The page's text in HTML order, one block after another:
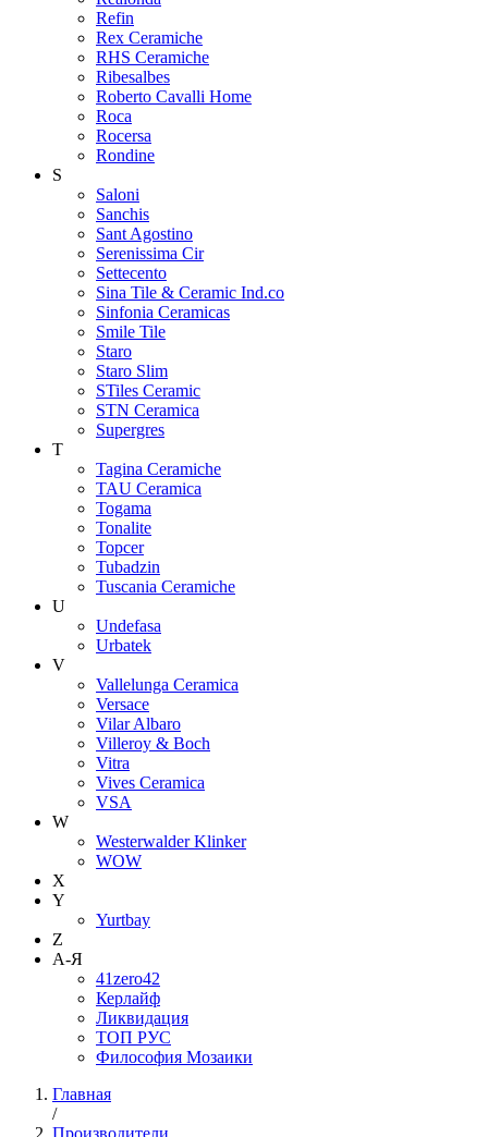
Refin
Rex Ceramiche
RHS Ceramiche
Ribesalbes
Roberto Cavalli Home
Roca
Rocersa
Rondine
S
Saloni
Sanchis
Sant Agostino
Serenissima Cir
Settecento
Sina Tile & Ceramic Ind.co
Sinfonia Ceramicas
Smile Tile
Staro
Staro Slim
STiles Ceramic
STN Ceramica
Supergres
T
Tagina Ceramiche
TAU Ceramica
Togama
Tonalite
Topcer
Tubadzin
Tuscania Ceramiche
U
Undefasa
Urbatek
V
Vallelunga Ceramica
Versace
Vilar Albaro
Villeroy & Boch
Vitra
Vives Ceramica
VSA
W
Westerwalder Klinker
WOW
X
Y
Yurtbay
Z
А-Я
41zero42
Керлайф
Ликвидация
ТОП РУС
Философия Мозаики
Главная
/
Производители